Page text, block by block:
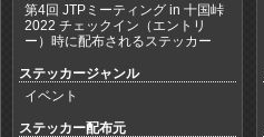
第4回 JTPミーティング in 十国峠
2022 チェックイン（エントリ
ー）時に配布されるステッカー
ステッカージャンル
イベント
ステッカー配布元